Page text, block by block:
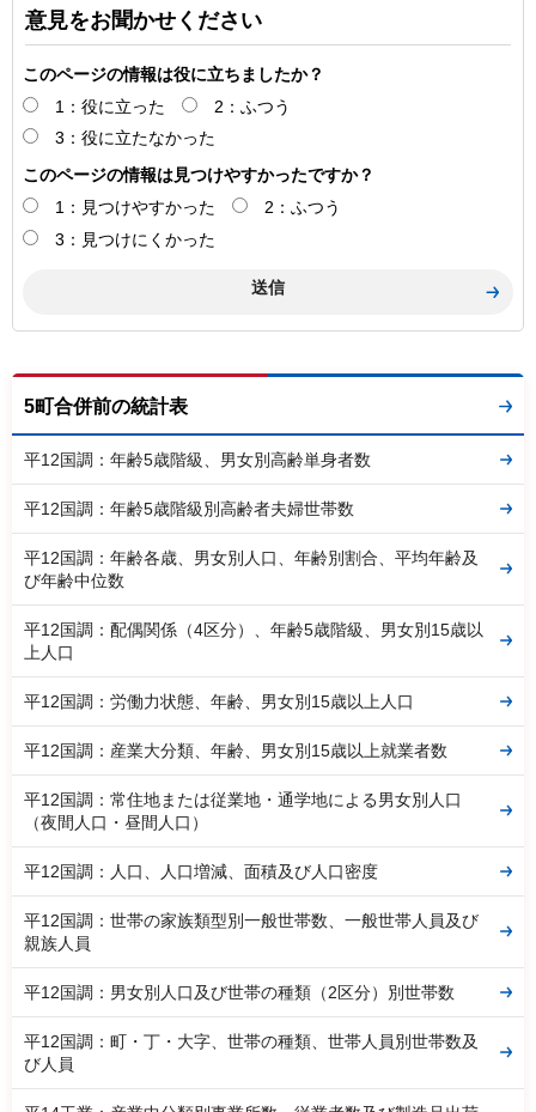
意見をお聞かせください
このページの情報は役に立ちましたか？
1：役に立った
2：ふつう
3：役に立たなかった
このページの情報は見つけやすかったですか？
1：見つけやすかった
2：ふつう
3：見つけにくかった
5町合併前の統計表
平12国調：年齢5歳階級、男女別高齢単身者数
平12国調：年齢5歳階級別高齢者夫婦世帯数
平12国調：年齢各歳、男女別人口、年齢別割合、平均年齢及
び年齢中位数
平12国調：配偶関係（4区分）、年齢5歳階級、男女別15歳以
上人口
平12国調：労働力状態、年齢、男女別15歳以上人口
平12国調：産業大分類、年齢、男女別15歳以上就業者数
平12国調：常住地または従業地・通学地による男女別人口
（夜間人口・昼間人口）
平12国調：人口、人口増減、面積及び人口密度
平12国調：世帯の家族類型別一般世帯数、一般世帯人員及び
親族人員
平12国調：男女別人口及び世帯の種類（2区分）別世帯数
平12国調：町・丁・大字、世帯の種類、世帯人員別世帯数及
び人員